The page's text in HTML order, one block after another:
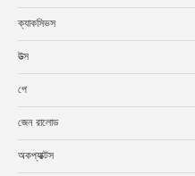
ক্যাকসিভস
উত্স
পে
জেন রালোড
অকপ্যাক্টস